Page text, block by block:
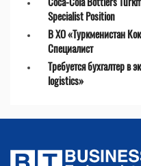
Specialist Position
В ХО «Туркменистан
Специалист
Требуется бухгалтер в
logistics»